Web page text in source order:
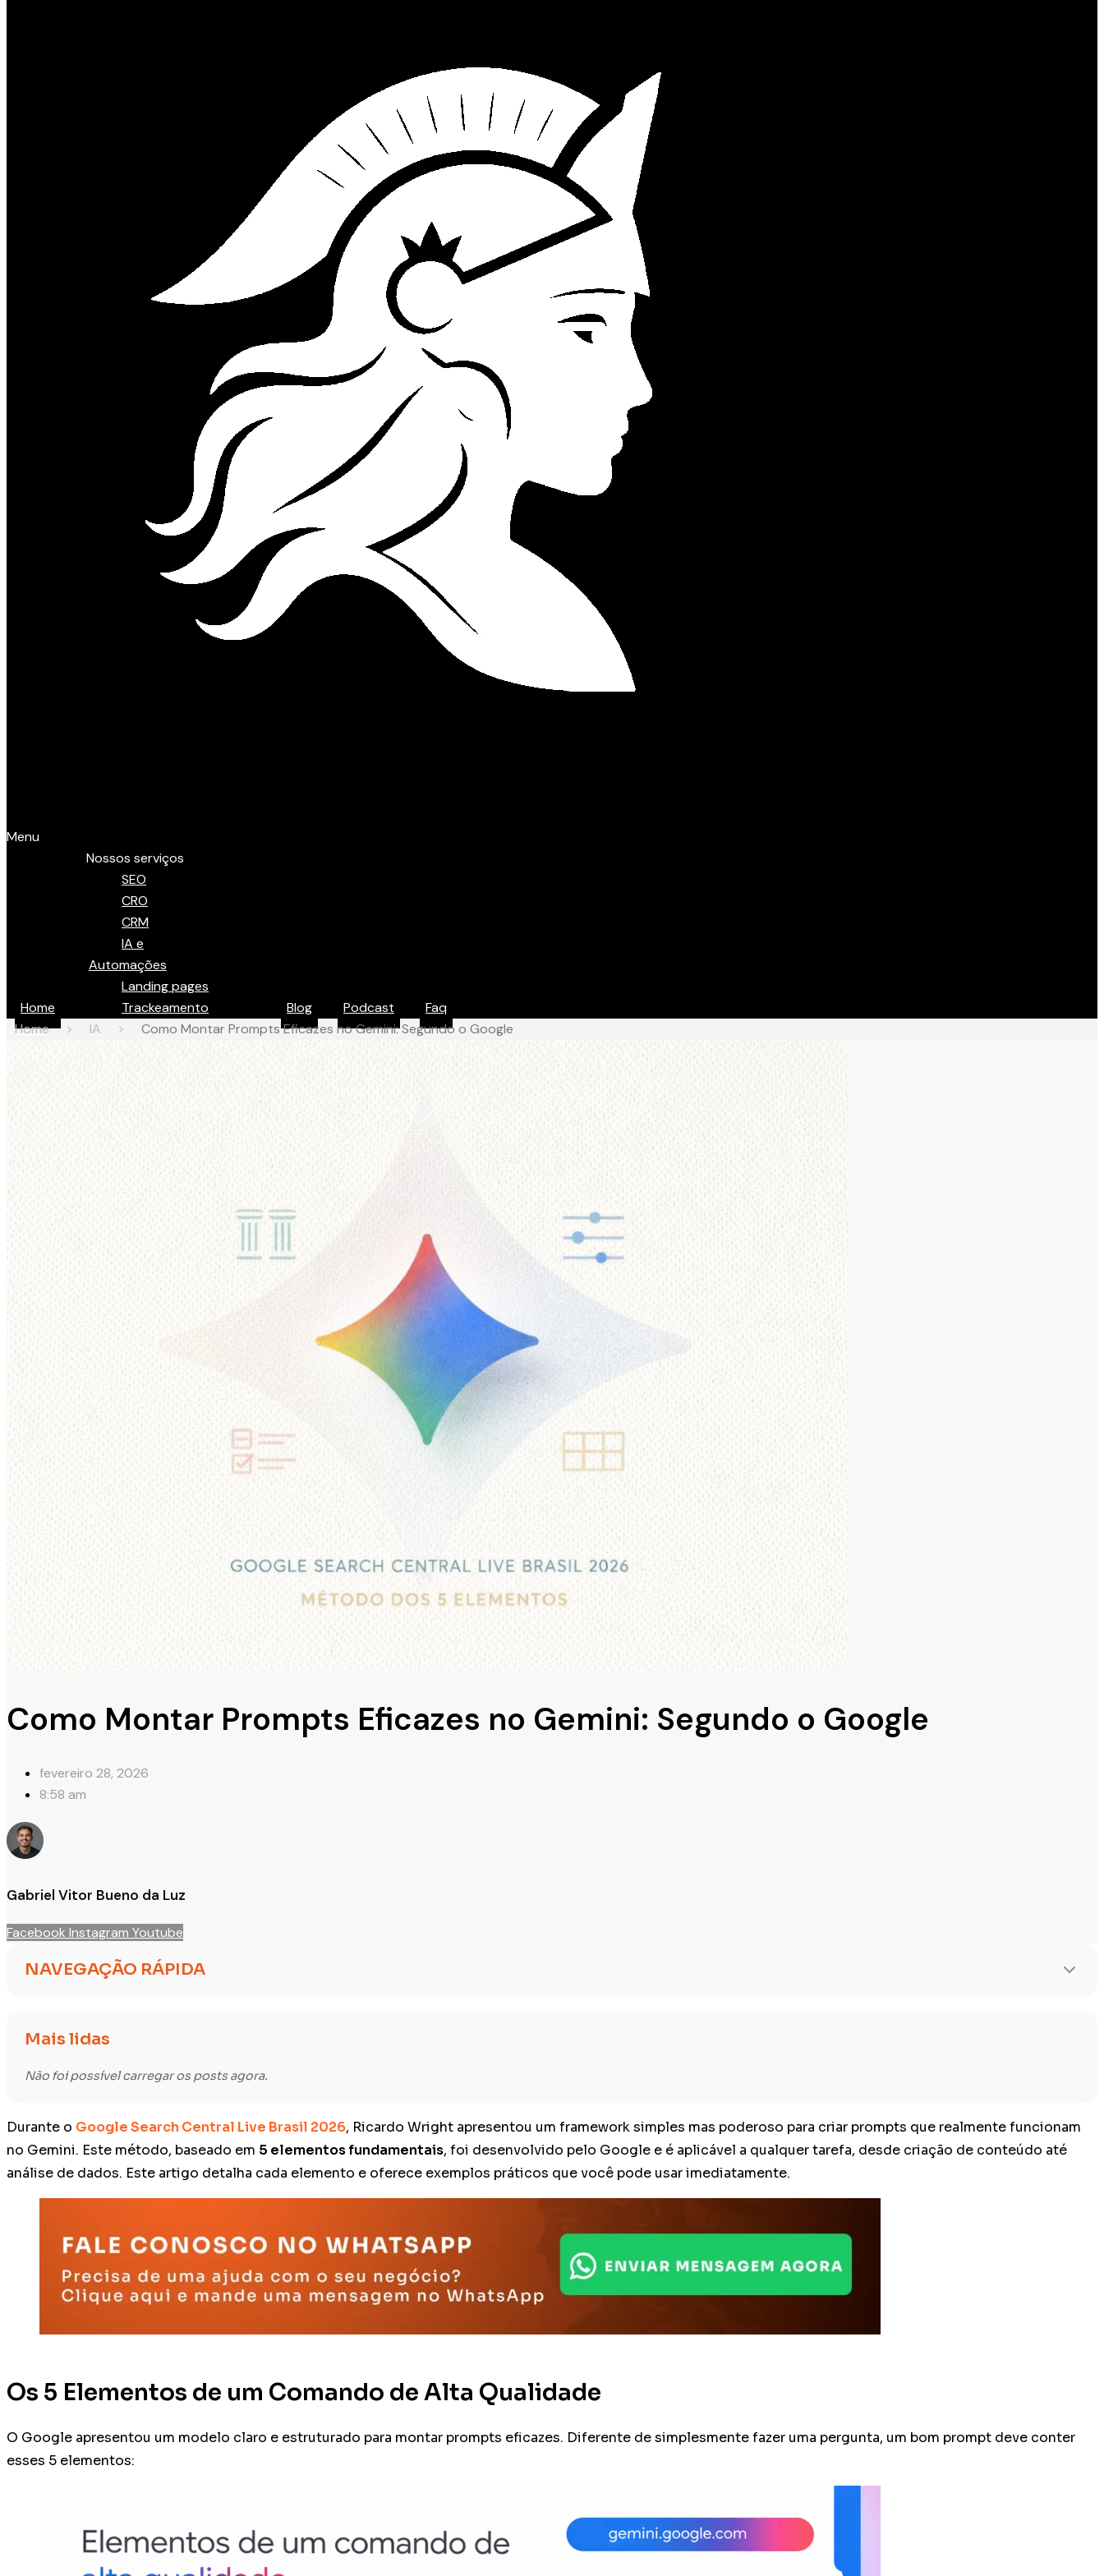
Menu
Home
Nossos serviços
SEO
CRO
CRM
IA e
Automações
Landing pages
Trackeamento
Blog Podcast
Faq
Home
> IA > Como Montar Prompts Eficazes no Gemini: Segundo o Google
Como Montar Prompts Eficazes no Gemini: Segundo o Google
fevereiro 28, 2026
8:58 am
Gabriel Vitor Bueno da Luz
Facebook Instagram Youtube
NAVEGAÇÃO RÁPIDA
Mais lidas
Não foi possível carregar os posts agora.
Durante o Google Search Central Live Brasil 2026, Ricardo Wright apresentou um framework simples mas poderoso para criar prompts que realmente funcionam
no Gemini. Este método, baseado em 5 elementos fundamentais, foi desenvolvido pelo Google e é aplicável a qualquer tarefa, desde criação de conteúdo até
análise de dados. Este artigo detalha cada elemento e oferece exemplos práticos que você pode usar imediatamente.
Os 5 Elementos de um Comando de Alta Qualidade
O Google apresentou um modelo claro e estruturado para montar prompts eficazes. Diferente de simplesmente fazer uma pergunta, um bom prompt deve conter
esses 5 elementos: